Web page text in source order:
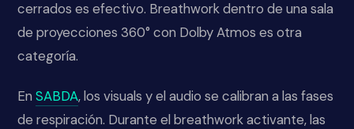
cerrados es efectivo. Breathwork dentro de una sala
de proyecciones 360° con Dolby Atmos es otra
categoría.
En SABDA, los visuals y el audio se calibran a las fases
de respiración. Durante el breathwork activante, las